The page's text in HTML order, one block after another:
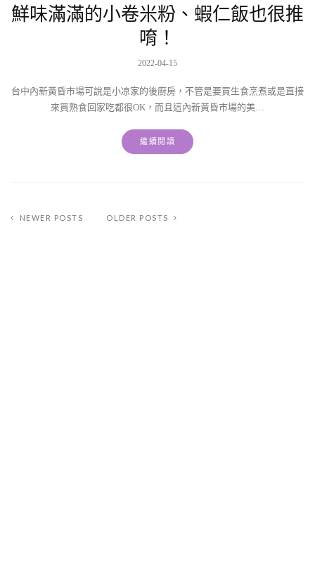
鮮味滿滿的小卷米粉、蝦仁飯也很推
唷！
2022-04-15
台中內新黃昏市場可說是小凉家的後廚房，不管是要買生食烹煮或是直接
來買熟食回家吃都很OK，而且這內新黃昏市場的美…
繼續閱讀
NEWER POSTS OLDER POSTS